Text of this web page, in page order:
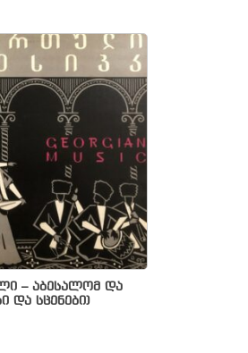
– აბესალომ და
და სცენები)